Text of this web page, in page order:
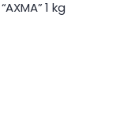
1 kg